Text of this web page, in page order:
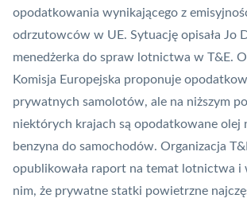
opodatkowania wynikającego z
odrzutowców w UE. Sytuację opisała Jo
menedżerka do spraw lotnictwa w T&E.
Komisja Europejska proponuje
prywatnych samolotów, ale na niższym
niektórych krajach są opodatkowane olej
benzyna do samochodów. Organizacja
opublikowała raport na temat lotnictwa i
nim, że prywatne statki powietrzne